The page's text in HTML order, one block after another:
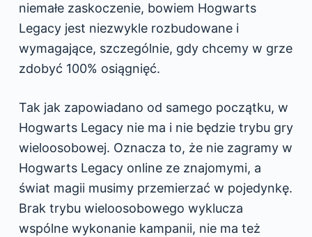
niemałe zaskoczenie, bowiem Hogwarts
Legacy jest niezwykle rozbudowane i
wymagające, szczególnie, gdy chcemy w grze
zdobyć 100% osiągnięć.
Tak jak zapowiadano od samego początku, w
Hogwarts Legacy nie ma i nie będzie trybu gry
wieloosobowej. Oznacza to, że nie zagramy w
Hogwarts Legacy online ze znajomymi, a
świat magii musimy przemierzać w pojedynkę.
Brak trybu wieloosobowego wyklucza
wspólne wykonanie kampanii, nie ma też